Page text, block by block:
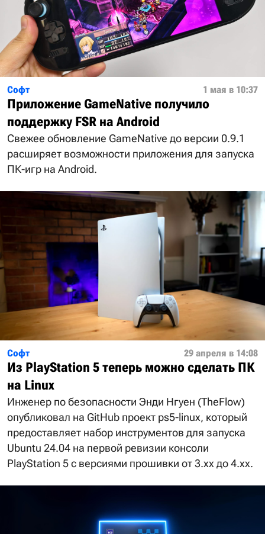
Софт 1 мая в 10:37
Приложение GameNative получило
поддержку FSR на Android
Свежее обновление GameNative до версии 0.9.1
расширяет возможности приложения для запуска
ПК-игр на Android.
Софт 29 апреля в 14:08
Из PlayStation 5 теперь можно сделать ПК
на Linux
Инженер по безопасности Энди Нгуен (TheFlow)
опубликовал на GitHub проект ps5-linux, который
предоставляет набор инструментов для запуска
Ubuntu 24.04 на первой ревизии консоли
PlayStation 5 с версиями прошивки от 3.xx до 4.xx.